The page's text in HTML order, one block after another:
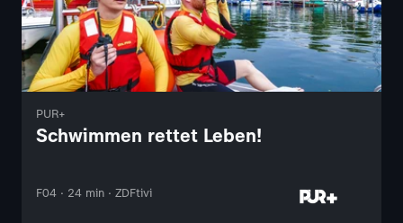
PUR+
Schwimmen rettet Leben!
F04 · 24 min · ZDFtivi